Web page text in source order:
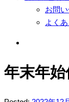
お問
よく
年末年